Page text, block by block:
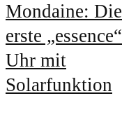
Mondaine: Die
erste „essence“
Uhr mit
Solarfunktion